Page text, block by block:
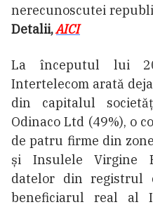
nerecunoscutei
Detalii,AICI
La începutul lui
Intertelecom arată
din capitalul
Odinaco Ltd (49%), o
de patru firme din
și Insulele Virgine
datelor din registrul
beneficiarul real al